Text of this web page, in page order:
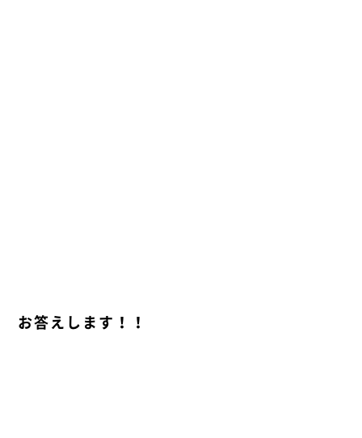
お答えします！！